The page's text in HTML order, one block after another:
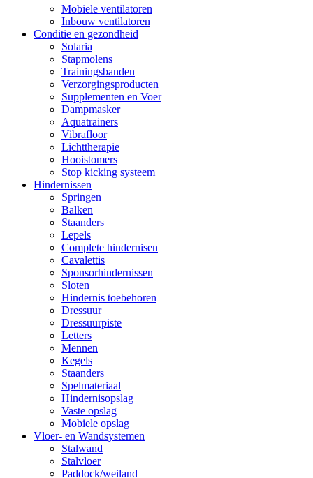
Mobiele ventilatoren
Inbouw ventilatoren
Conditie en gezondheid
Solaria
Stapmolens
Trainingsbanden
Verzorgingsproducten
Supplementen en Voer
Dampmasker
Aquatrainers
Vibrafloor
Lichttherapie
Hooistomers
Stop kicking systeem
Hindernissen
Springen
Balken
Staanders
Lepels
Complete hindernisen
Cavalettis
Sponsorhindernissen
Sloten
Hindernis toebehoren
Dressuur
Dressuurpiste
Letters
Mennen
Kegels
Staanders
Spelmateriaal
Hindernisopslag
Vaste opslag
Mobiele opslag
Vloer- en Wandsystemen
Stalwand
Stalvloer
Paddock/weiland